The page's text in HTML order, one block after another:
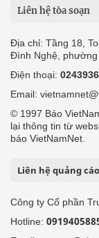
Liên hệ tòa soạn
Địa chỉ: Tầng 18,
Đình Nghệ, phường
Điện thoại:
Email:
© 1997 Báo
lại thông tin từ
báo VietNamNet.
Liên hệ quảng cáo
Công ty Cổ phần
Hotline: